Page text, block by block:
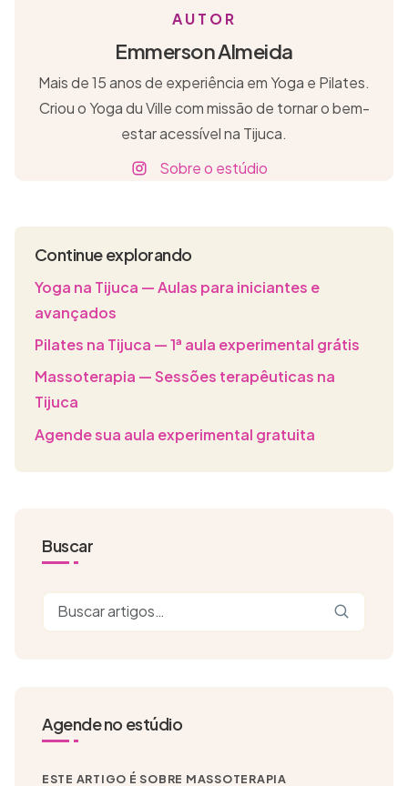
AUTOR
Emmerson Almeida
Mais de 15 anos de experiência em Yoga e Pilates.
Criou o Yoga du Ville com missão de tornar o bem-
estar acessível na Tijuca.
Sobre o estúdio
Continue explorando
Yoga na Tijuca — Aulas para iniciantes e
avançados
Pilates na Tijuca — 1ª aula experimental grátis
Massoterapia — Sessões terapêuticas na
Tijuca
Agende sua aula experimental gratuita
Buscar
Agende no estúdio
ESTE ARTIGO É SOBRE MASSOTERAPIA